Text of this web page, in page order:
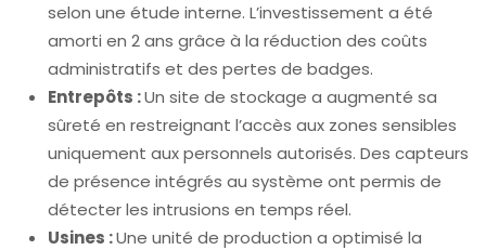
selon une étude interne. L’investissement a été
amorti en 2 ans grâce à la réduction des coûts
administratifs et des pertes de badges.
Entrepôts :Un site de stockage a augmenté sa
sûreté en restreignant l’accès aux zones sensibles
uniquement aux personnels autorisés. Des capteurs
de présence intégrés au système ont permis de
détecter les intrusions en temps réel.
Usines :Une unité de production a optimisé la